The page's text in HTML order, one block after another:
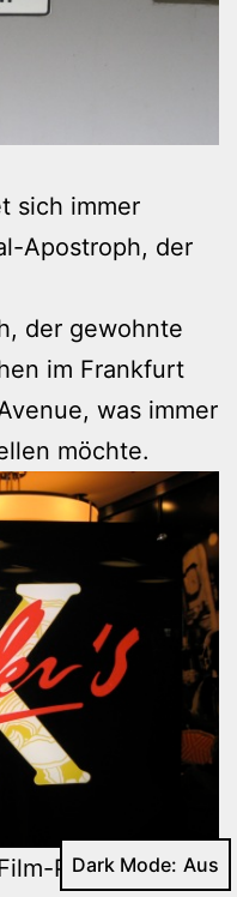
sich immer
Apostroph, der
der gewohnte
im Frankfurt
was immer
möchte.
Parodien
Dark Mode: